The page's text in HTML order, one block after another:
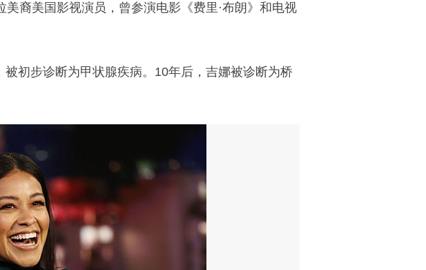
裔美国影视演员，曾参演电影《费里·布朗》和电视
初步诊断为甲状腺疾病。10年后，吉娜被诊断为桥